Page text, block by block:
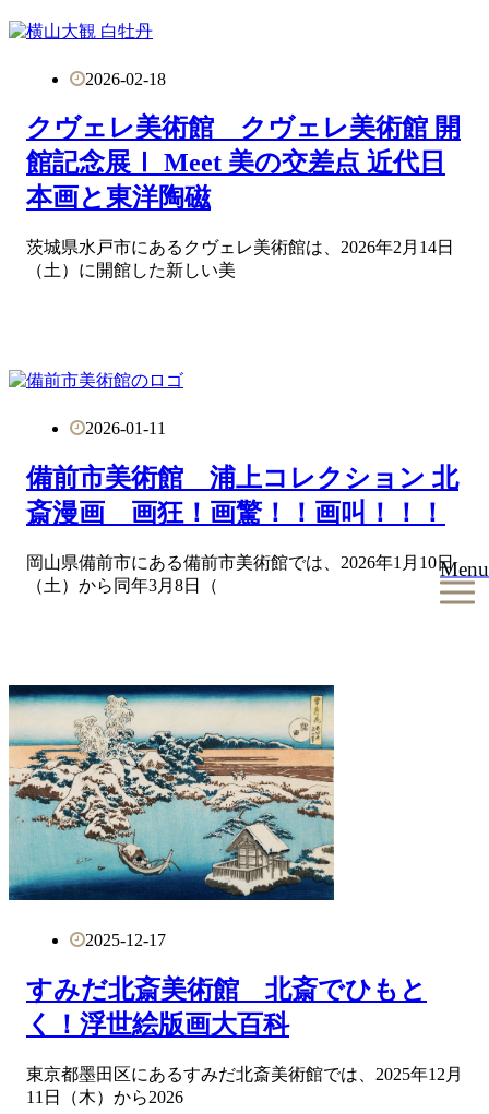
Menu
2026-02-18
クヴェレ美術館 クヴェレ美術館 開
館記念展Ⅰ Meet 美の交差点 近代日
本画と東洋陶磁
茨城県水戸市にあるクヴェレ美術館は、2026年2月14日
（土）に開館した新しい美
2026-01-11
備前市美術館 浦上コレクション 北
斎漫画 画狂！画驚！！画叫！！！
岡山県備前市にある備前市美術館では、2026年1月10日
（土）から同年3月8日（
2025-12-17
すみだ北斎美術館 北斎でひもと
く！浮世絵版画大百科
東京都墨田区にあるすみだ北斎美術館では、2025年12月
11日（木）から2026